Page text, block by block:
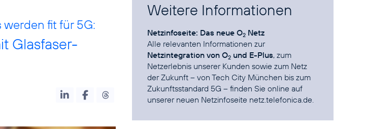
werden fit für 5G:
Glasfaser-
Weitere Informationen
Netzinfoseite: Das neue O2 Netz
Alle relevanten Informationen zur
Netzintegration von O2 und E-Plus, zum
Netzerlebnis unserer Kunden sowie zum Netz
der Zukunft – von Tech City München bis zum
Zukunftsstandard 5G – finden Sie online auf
unserer neuen Netzinfoseite netz.telefonica.de.